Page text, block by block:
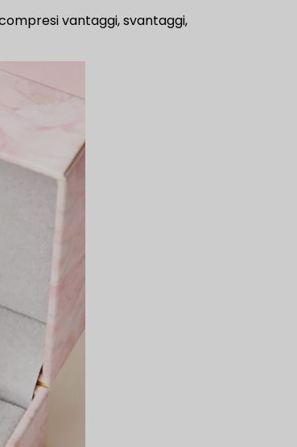
vantaggi, svantaggi,